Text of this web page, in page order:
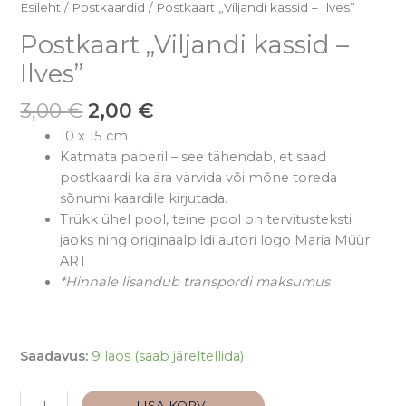
Esileht / Postkaardid / Postkaart „Viljandi kassid – Ilves”
Postkaart „Viljandi kassid –
Ilves”
3,00€ 2,00 €
10 x 15 cm
Katmata paberil – see tähendab, et saad
postkaardi ka ära värvida või mõne toreda
sõnumi kaardile kirjutada.
Trükk ühel pool, teine pool on tervitusteksti
jaoks ning originaalpildi autori logo Maria Müür
ART
*Hinnale lisandub transpordi maksumus
Saadavus: 9 laos (saab järeltellida)